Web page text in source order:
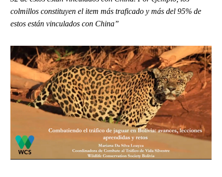
colmillos constituyen el item más traficado y más del 95% de
estos están vinculados con China”